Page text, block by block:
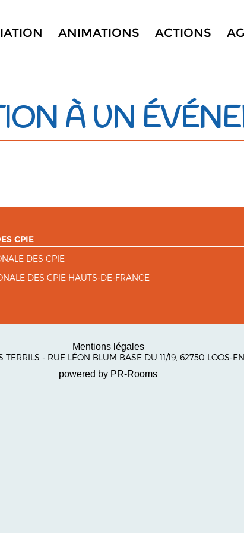
ANIMATIONS ACTIONS
À UN
CPIE
DES CPIE
DES CPIE HAUTS-DE-FRANCE
Mentions légales
- RUE LÉON BLUM BASE DU 11/19, 62750 LOOS-
powered by PR-Rooms